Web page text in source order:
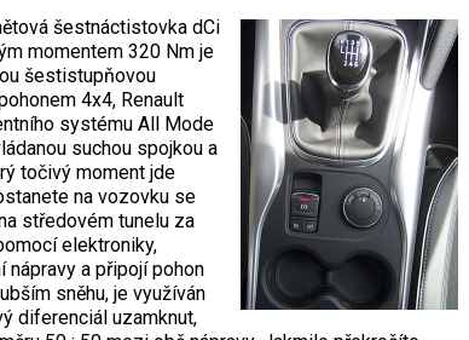
šestnáctistovka dCi
momentem 320 Nm je
šestistupňovou
4x4, Renault
systému All Mode
suchou spojkou a
točivý moment jde
na vozovku se
středovém tunelu za
elektroniky,
nápravy a připojí pohon
sněhu, je využíván
diferenciál uzamknut,